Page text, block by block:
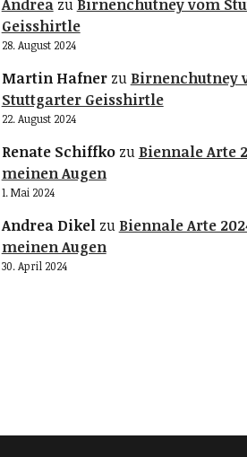
Andreazu Birnenchutney vom
Geisshirtle
28. August 2024
Martin Hafnerzu Birnenchutney
Stuttgarter Geisshirtle
22. August 2024
Renate Schiffkozu Biennale Arte
meinen Augen
1. Mai 2024
Andrea Dikelzu Biennale Arte
meinen Augen
30. April 2024